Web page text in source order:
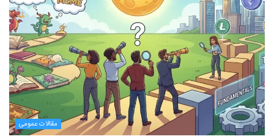
مقالات عمومی